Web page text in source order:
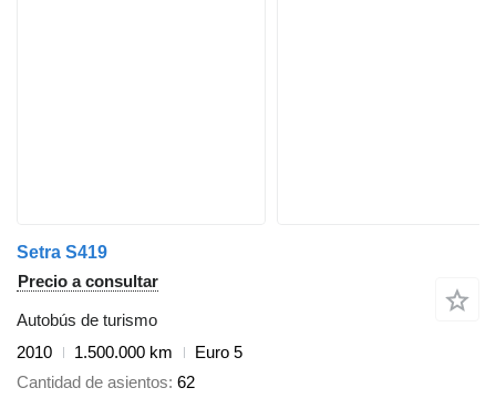
Setra S419
Precio a consultar
Autobús de turismo
2010
1.500.000 km
Euro 5
Cantidad de asientos 62